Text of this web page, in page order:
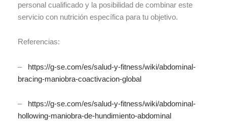
personal cualificado y la posibilidad de combinar este
servicio con nutrición específica para tu objetivo.
Referencias:
–
https://g-se.com/es/salud-y-fitness/wiki/abdominal-
bracing-maniobra-coactivacion-global
–
https://g-se.com/es/salud-y-fitness/wiki/abdominal-
hollowing-maniobra-de-hundimiento-abdominal